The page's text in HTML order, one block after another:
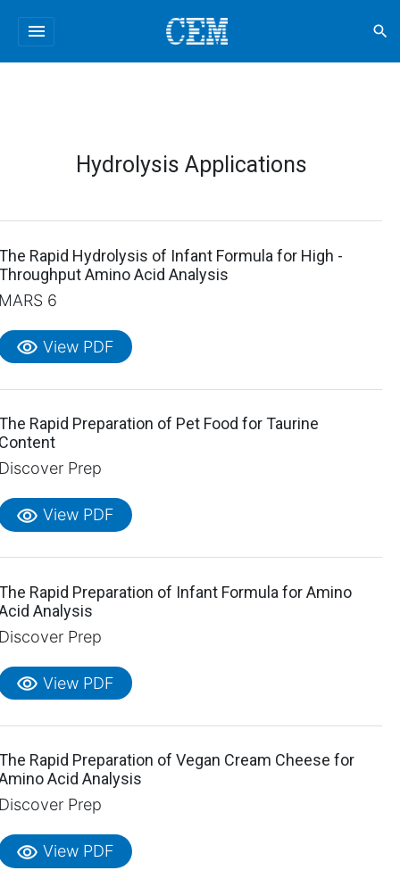
menu search
Hydrolysis Applications
Rapid Hydrolysis of Infant Formula for High -
Amino Acid Analysis
6
visibility View PDF
Rapid Preparation of Pet Food for Taurine
Prep
visibility View PDF
Rapid Preparation of Infant Formula for Amino
Analysis
Prep
visibility View PDF
Rapid Preparation of Vegan Cream Cheese for
Acid Analysis
Prep
visibility View PDF